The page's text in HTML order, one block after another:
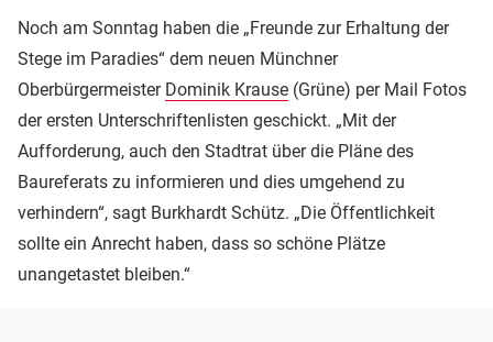
Noch am Sonntag haben die „Freunde zur Erhaltung der
Stege im Paradies“ dem neuen Münchner
Oberbürgermeister Dominik Krause (Grüne) per Mail Fotos
der ersten Unterschriftenlisten geschickt. „Mit der
Aufforderung, auch den Stadtrat über die Pläne des
Baureferats zu informieren und dies umgehend zu
verhindern“, sagt Burkhardt Schütz. „Die Öffentlichkeit
sollte ein Anrecht haben, dass so schöne Plätze
unangetastet bleiben.“